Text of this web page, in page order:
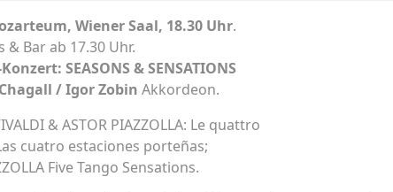
Wiener Saal, 18.30 Uhr.
& Bar ab 17.30 Uhr.
SEASONS & SENSATIONS
/ Igor Zobin Akkordeon.
& ASTOR PIAZZOLLA: Le quattro
cuatro estaciones porteñas;
Five Tango Sensations.